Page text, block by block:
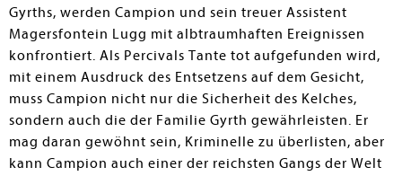
Gyrths, werden Campion und sein treuer Assistent
Magersfontein Lugg mit albtraumhaften Ereignissen
konfrontiert. Als Percivals Tante tot aufgefunden wird,
mit einem Ausdruck des Entsetzens auf dem Gesicht,
muss Campion nicht nur die Sicherheit des Kelches,
sondern auch die der Familie Gyrth gewährleisten. Er
mag daran gewöhnt sein, Kriminelle zu überlisten, aber
kann Campion auch einer der reichsten Gangs der Welt